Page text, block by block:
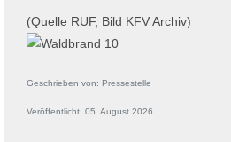
(Quelle RUF, Bild KFV Archiv)
Geschrieben von: Pressestelle
Veröffentlicht: 05. August 2026